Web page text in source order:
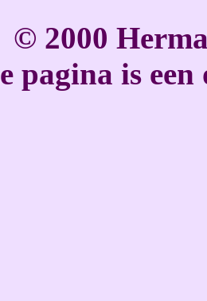
© 2000
pagina is